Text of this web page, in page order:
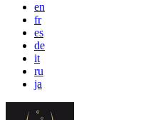
en
fr
es
de
it
ru
ja